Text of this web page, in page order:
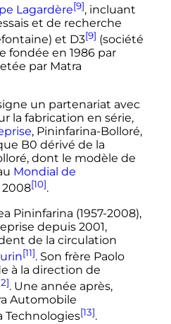
Lagardère[9], incluant
et de recherche
et D3[9] (société
fondée en 1986 par
par Matra
un partenariat avec
la fabrication en série,
, Pininfarina-Bolloré,
B0 dérivé de la
dont le modèle de
Mondial de
[10].
Pininfarina (1957-2008),
depuis 2001,
de la circulation
[11]. Son frère Paolo
à la direction de
. Une année après,
Automobile
Technologies[13].